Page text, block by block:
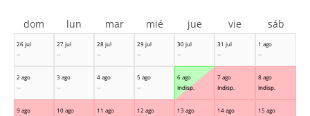
26 jul
--
27 jul
--
28 jul
--
29 jul
--
30 jul
--
31 jul
--
1 ago
--
2 ago
--
3 ago
--
4 ago
--
5 ago
--
6 ago
Indisp.
7 ago
Indisp.
8 ago
Indisp.
9 ago
10 ago
11 ago
12 ago
13 ago
14 ago
15 ago
dom lun mar mié jue vie sáb